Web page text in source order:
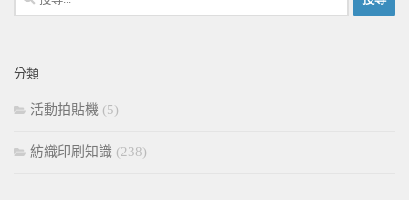
尋
字:
分類
活動拍貼機 (5)
紡織印刷知識 (238)